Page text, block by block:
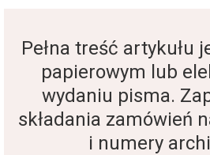
Pełna treść artykułu
papierowym lub
wydaniu pisma.
składania zamówień
i numery